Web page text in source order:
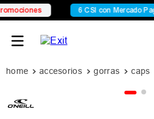
6 CSI con Mercado Pago
accesorios gorras caps